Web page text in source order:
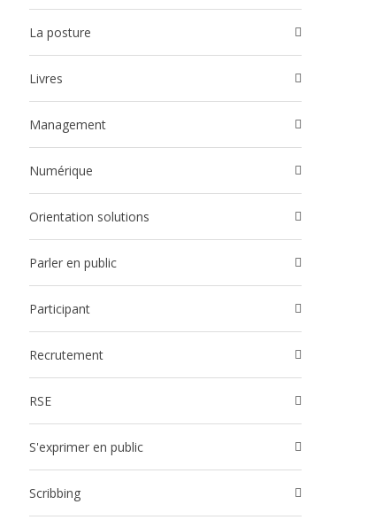
La posture
Livres
Management
Numérique
Orientation solutions
Parler en public
participant
Recrutement
RSE
S'exprimer en public
Scribbing